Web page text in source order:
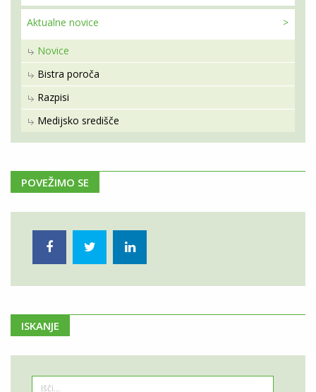
Aktualne novice
Novice
Bistra poroča
Razpisi
Medijsko središče
POVEŽIMO SE
ISKANJE